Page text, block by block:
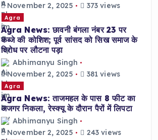
November 2, 2025
373 views
Agra
Agra News: छावनी बंगला नंबर 23 पर
कब्जे की कोशिश; पूर्व सांसद को सिख समाज के
विरोध पर लौटना पड़ा
Abhimanyu Singh
November 2, 2025
381 views
Agra
Agra News: ताजमहल के पास 8 फीट का
अजगर निकला, रेस्क्यू के दौरान पैरों में लिपटा
Abhimanyu Singh
November 2, 2025
243 views